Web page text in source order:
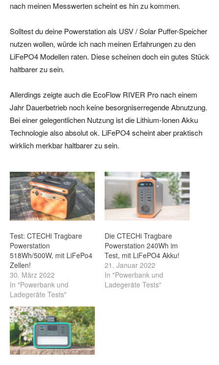
nach meinen Messwerten scheint es hin zu kommen.
Solltest du deine Powerstation als USV / Solar Puffer-Speicher
nutzen wollen, würde ich nach meinen Erfahrungen zu den
LiFePO4 Modellen raten. Diese scheinen doch ein gutes Stück
haltbarer zu sein.
Allerdings zeigte auch die EcoFlow RIVER Pro nach einem
Jahr Dauerbetrieb noch keine besorgniserregende Abnutzung.
Bei einer gelegentlichen Nutzung ist die Lithium-Ionen Akku
Technologie also absolut ok. LiFePO4 scheint aber praktisch
wirklich merkbar haltbarer zu sein.
Test: CTECHi Tragbare
Powerstation
518Wh/500W, mit LiFePo4
Zellen!
30. März 2022
In "Powerbank und
Ladegeräte Tests"
Die CTECHi Tragbare
Powerstation 240Wh im
Test, mit LiFePO4 Akku!
21. Januar 2022
In "Powerbank und
Ladegeräte Tests"